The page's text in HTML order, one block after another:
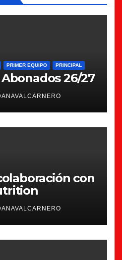
PRIMER EQUIPO PRINCIPAL
26/27
con